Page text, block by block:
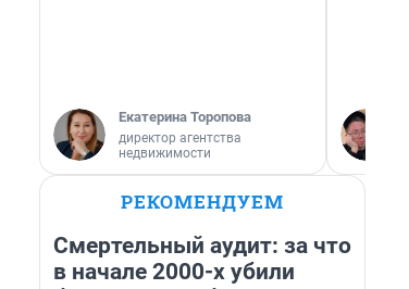
Екатерина Торопова
директор агентства
недвижимости
РЕКОМЕНДУЕМ
Смертельный аудит: за что
в начале 2000-х убили